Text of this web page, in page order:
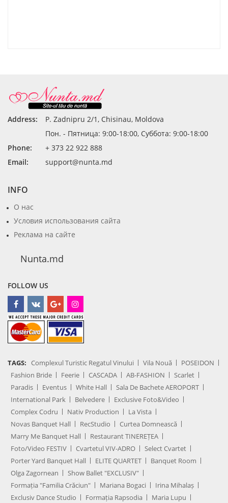
Address:
P. Zadnipru 2/1, Chisinau, Moldova
Пон. - Пятница: 9:00-18:00, Суббота: 9:00-18:00
Phone:
+ 373 22 922 888
Email:
support@nunta.md
INFO
О нас
Условия использования сайта
Реклама на сайте
Nunta.md
FOLLOW US
TAGS: Complexul Turistic Regatul Vinului Vila Nouă
POSEIDON
Fashion Bride
Feerie CASCADA AB-FASHION
Scarlet
Paradis
Eventus White Hall
Sala De Bachete AEROPORT
International Park
Belvedere
Exclusive Foto&Video
Complex Codru
Nativ Production
La Vista
Novas Banquet Hall
RecStudio
Curtea Domnească
Marry Me Banquet Hall
Restaurant TINEREȚEA
Foto/Video FESTIV
Cvartetul VIV-ADRO
Select Cvartet
Porter Yard Banquet Hall
ELITE QUARTET
Banquet Room
Olga Zagornean
Show Ballet "EXCLUSIV"
Formația "Familia Crăciun"
Mariana Bogaci
Irina Mihalaș
Exclusiv Dance Studio
Formația Rapsodia Maria Lupu